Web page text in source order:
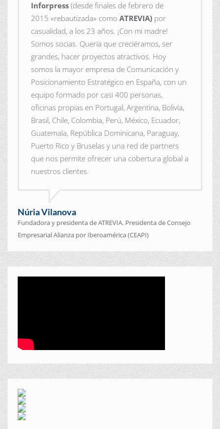
Inforpress (desde finales de febrero de
2015 «rebautizada» como ATREVIA) por
casualidad, a los 23 años. ¡Con mi madre!
Somos socias. Quería que creciéramos, ser
grandes, hacer proyectos atractivos. Hoy
somos la mayor empresa de Comunicación y
Posicionamiento Estratégico en España, con un
equipo formado por casi 400 personas,
oficinas propias en Portugal, Argentina, Bolivia,
Brasil, Chile, Colombia, Perú, México, Ecuador,
Guatemala, República Dominicana, Paraguay,
Puerto Rico y Bruselas y una red de partners
que nos permite ofrecer una cobertura global a
nuestros clientes.
Núria Vilanova
Fundadora y presidenta de ATREVIA. Presidenta de Consejo
Empresarial Alianza por Iberoamérica (CEAPI)